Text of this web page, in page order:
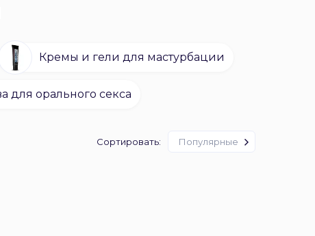
Кремы и гели для мастурбации
для орального секса
Сортировать: Популярные